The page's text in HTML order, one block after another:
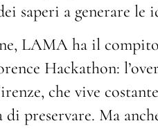
saperi a generare le
LAMA ha il
Hackathon:
che vive
preservare. Ma